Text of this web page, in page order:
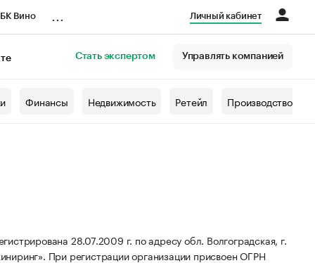
Вино Личный кабинет
Стать экспертом Управлять компанией
Финансы Недвижимость Ретейл Производство
28.07.2009 г. по адресу обл. Волгоградская, г.
При регистрации организации присвоен ОГРН